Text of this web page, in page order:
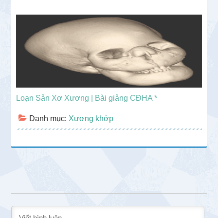
Loạn Sản Xơ Xương | Bài giảng CĐHA *
Danh mục: Xương khớp